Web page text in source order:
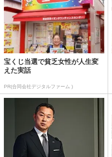
宝くじ当選で貧乏女性が人生変
えた実話
PR(合同会社デジタルファーム )